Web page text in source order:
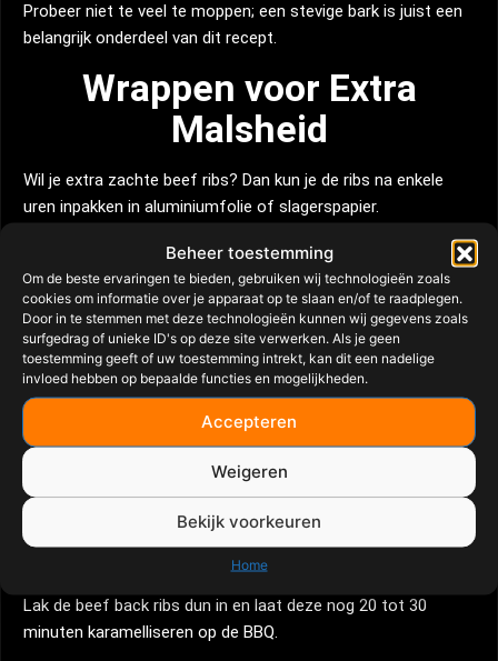
Beheer toestemming
Om de beste ervaringen te bieden, gebruiken wij technologieën zoals
cookies om informatie over je apparaat op te slaan en/of te raadplegen.
Door in te stemmen met deze technologieën kunnen wij gegevens zoals
surfgedrag of unieke ID's op deze site verwerken. Als je geen
toestemming geeft of uw toestemming intrekt, kan dit een nadelige
invloed hebben op bepaalde functies en mogelijkheden.
Accepteren
Weigeren
Bekijk voorkeuren
Home
Probeer niet te veel te moppen; een stevige bark is juist een
belangrijk onderdeel van dit recept.
Wrappen voor Extra
Malsheid
Wil je extra zachte beef ribs? Dan kun je de ribs na enkele
uren inpakken in aluminiumfolie of slagerspapier.
een klein klontje boter
een scheutje runderbouillon
Verhoog de temperatuur naar ongeveer 130°C en laat de ribs
nog 1 tot 1,5 uur doorgaren.
Finish & Glaze
Haal de ribs uit de folie en verhoog de BBQ-temperatuur naar
130 tot 140°C.
Meng de runderjus, honing en Dirty Cow tot een lichte glaze.
Lak de beef back ribs dun in en laat deze nog 20 tot 30
minuten karamelliseren op de BBQ.